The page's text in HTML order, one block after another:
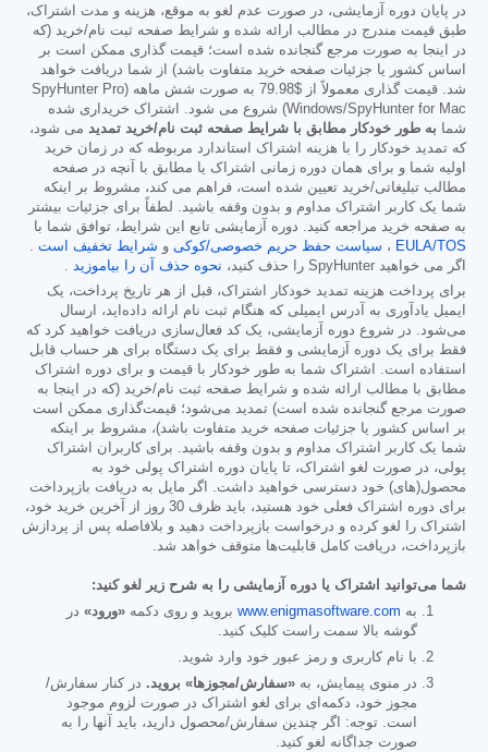
در پایان دوره آزمایشی، در صورت عدم لغو به موقع، هزینه و مدت اشتراک،
طبق قیمت مندرج در مطالب ارائه شده و شرایط صفحه ثبت نام/خرید (که
در اینجا به صورت مرجع گنجانده شده است؛ قیمت گذاری ممکن است بر
اساس کشور یا جزئیات صفحه خرید متفاوت باشد) از شما دریافت خواهد
شد. قیمت گذاری معمولاً از $79.98
به صورت شش ماهه (SpyHunter Pro
Windows/SpyHunter for Mac) شروع می شود. اشتراک خریداری شده
شما به طور خودکار مطابق با شرایط صفحه ثبت نام/خرید تمدید می شود،
که تمدید خودکار را با هزینه اشتراک استاندارد مربوطه که در زمان خرید
اولیه شما و برای همان دوره زمانی اشتراک یا مطابق با آنچه در صفحه
مطالب تبلیغاتی/خرید تعیین شده است، فراهم می کند، مشروط بر اینکه
شما یک کاربر اشتراک مداوم و بدون وقفه باشید. لطفاً برای جزئیات بیشتر
به صفحه خرید مراجعه کنید. دوره آزمایشی تابع این شرایط، توافق شما با
EULA/TOS ، سیاست حفظ حریم خصوصی/کوکی و شرایط تخفیف است
اگر می خواهید SpyHunter را حذف کنید،
نحوه حذف آن را بیاموزید
برای پرداخت هزینه تمدید خودکار اشتراک، قبل از هر تاریخ پرداخت، یک
ایمیل یادآوری به آدرس ایمیلی که هنگام ثبت نام ارائه داده‌اید، ارسال
می‌شود. در شروع دوره آزمایشی، یک کد فعال‌سازی دریافت خواهید کرد که
فقط برای یک دوره آزمایشی و فقط برای یک دستگاه برای هر حساب قابل
استفاده است. اشتراک شما به طور خودکار با قیمت و برای دوره اشتراک
مطابق با مطالب ارائه شده و شرایط صفحه ثبت نام/خرید (که در اینجا به
صورت مرجع گنجانده شده است) تمدید می‌شود؛ قیمت‌گذاری ممکن است
بر اساس کشور یا جزئیات صفحه خرید متفاوت باشد)، مشروط بر اینکه
شما یک کاربر اشتراک مداوم و بدون وقفه باشید. برای کاربران اشتراک
پولی، در صورت لغو اشتراک، تا پایان دوره اشتراک پولی خود به
محصول(های) خود دسترسی خواهید داشت. اگر مایل به دریافت بازپرداخت
برای دوره اشتراک فعلی خود هستید، باید ظرف 30 روز از آخرین خرید خود،
اشتراک را لغو کرده و درخواست بازپرداخت دهید و بلافاصله پس از پردازش
بازپرداخت، دریافت کامل قابلیت‌ها متوقف خواهد شد.
شما می‌توانید اشتراک یا دوره آزمایشی را به شرح زیر لغو کنید:
به www.enigmasoftware.com بروید و روی دکمه «ورود» در
گوشه بالا سمت راست کلیک کنید.
با نام کاربری و رمز عبور خود وارد شوید.
در منوی پیمایش، به «سفارش/مجوزها» بروید. در کنار سفارش/
مجوز خود، دکمه‌ای برای لغو اشتراک در صورت لزوم موجود
است. توجه: اگر چندین سفارش/محصول دارید، باید آنها را به
صورت جداگانه لغو کنید.